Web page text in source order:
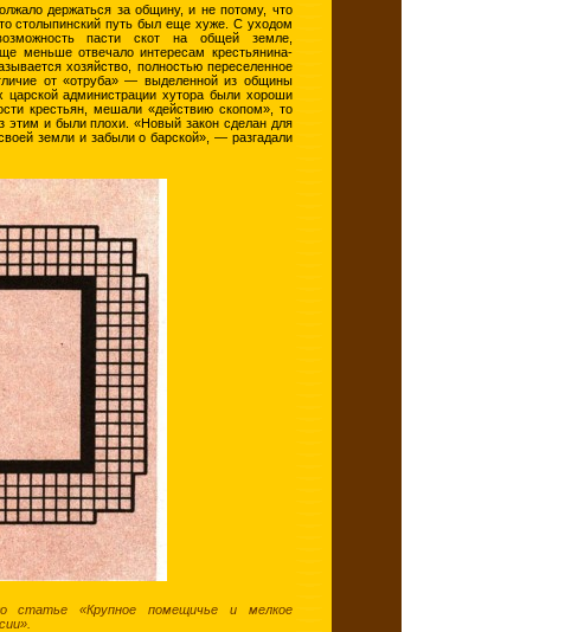
держаться за общину, и не потому, что
столыпинский путь был еще хуже. С уходом
пасти скот на общей земле,
меньше отвечало интересам крестьянина-
хозяйство, полностью переселенное
от «отруба» — выделенной из общины
царской администрации хутора были хороши
крестьян, мешали «действию скопом», то
этим и были плохи. «Новый закон сделан для
земли и забыли о барской», — разгадали
«Крупное помещичье и мелкое